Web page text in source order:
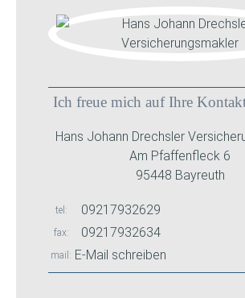
Ich freue mich auf Ihre
Hans Johann Drechsler
Am Pfaffenfleck 6
95448 Bayreuth
tel 09217932629
fax 09217932634
mail E-Mail schreiben